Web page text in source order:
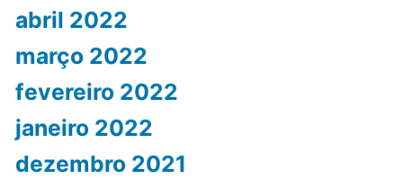
abril 2022
março 2022
fevereiro 2022
janeiro 2022
dezembro 2021